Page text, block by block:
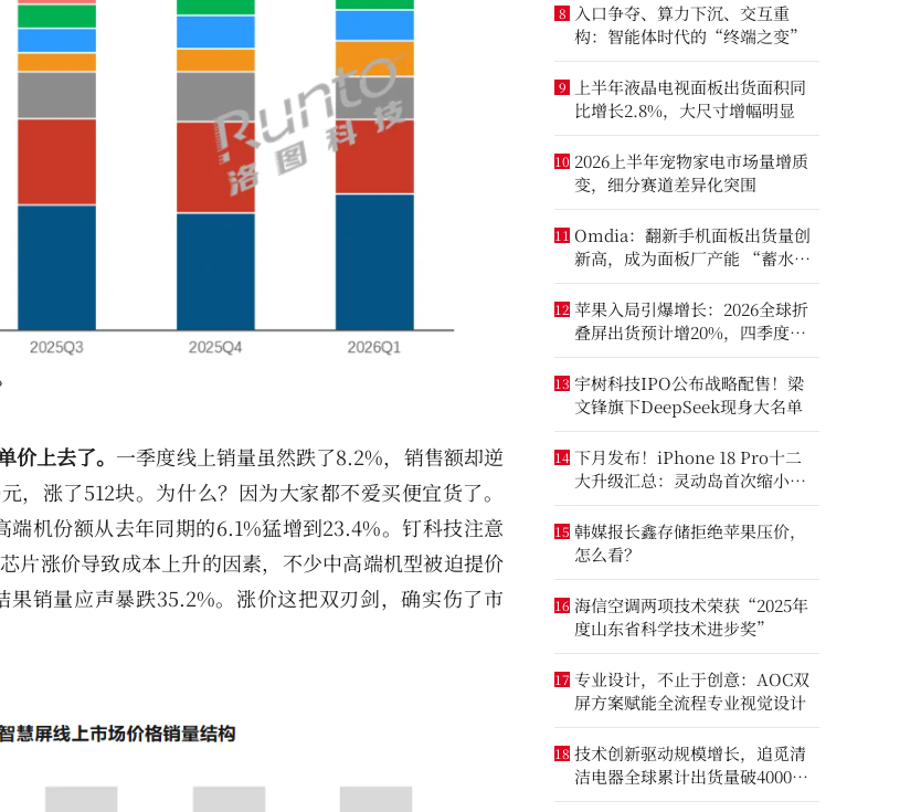
上去了。 一季度线上销量虽然跌了8.2%，销售额却逆
涨了512块。为什么？因为大家都不爱买便宜货了。
机份额从去年同期的6.1%猛增到23.4%。钉科技注意
片涨价导致成本上升的因素，不少中高端机型被迫提价
销量应声暴跌35.2%。涨价这把双刃剑，确实伤了市
8
入口争夺、算力下沉、交互重
构：智能体时代的“终端之变”
9
上半年液晶电视面板出货面积同
比增长2.8%，大尺寸增幅明显
10 2026上半年宠物家电市场量增质
变，细分赛道差异化突围
11 Omdia：翻新手机面板出货量创
新高，成为面板厂产能 “蓄水
池”
12 苹果入局引爆增长：2026全球折
叠屏出货预计增20%，四季度成
全年销量关键窗口
13 宇树科技IPO公布战略配售！梁
文锋旗下DeepSeek现身大名单
14 下月发布！iPhone 18 Pro十二
大升级汇总：灵动岛首次缩小、
首次2nm芯片
15 韩媒报长鑫存储拒绝苹果压价，
怎么看？
16 海信空调两项技术荣获“2025年
度山东省科学技术进步奖”
17 专业设计，不止于创意：AOC双
屏方案赋能全流程专业视觉设计
18 技术创新驱动规模增长，追觅清
洁电器全球累计出货量破4000万
台